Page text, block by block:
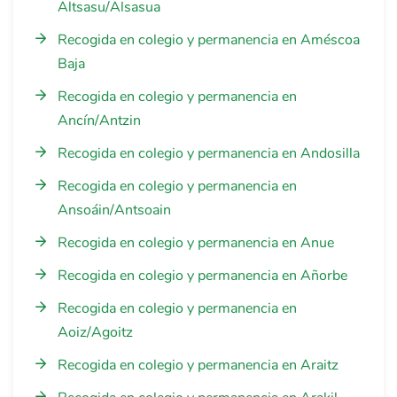
Altsasu/Alsasua
Recogida en colegio y permanencia en Améscoa
Baja
Recogida en colegio y permanencia en
Ancín/Antzin
Recogida en colegio y permanencia en Andosilla
Recogida en colegio y permanencia en
Ansoáin/Antsoain
Recogida en colegio y permanencia en Anue
Recogida en colegio y permanencia en Añorbe
Recogida en colegio y permanencia en
Aoiz/Agoitz
Recogida en colegio y permanencia en Araitz